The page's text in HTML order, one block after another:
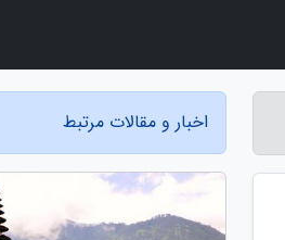
اخبار و مقالات مرتبط